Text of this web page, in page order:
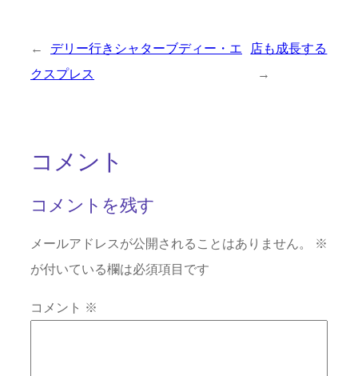
←
デリー行きシャターブディー・エ
クスプレス
店も成長する
→
コメント
コメントを残す
メールアドレスが公開されることはありません。
※
が付いている欄は必須項目です
コメント ※